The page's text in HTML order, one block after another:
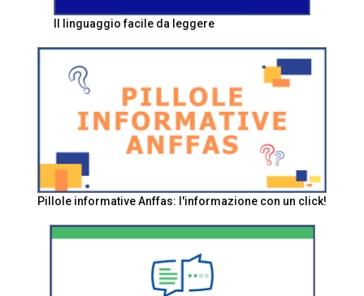
Il linguaggio facile da leggere
Pillole informative Anffas: l'informazione con un click!